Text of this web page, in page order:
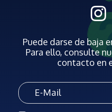
Puede darse de baja
Para ello, consulte
contacto en